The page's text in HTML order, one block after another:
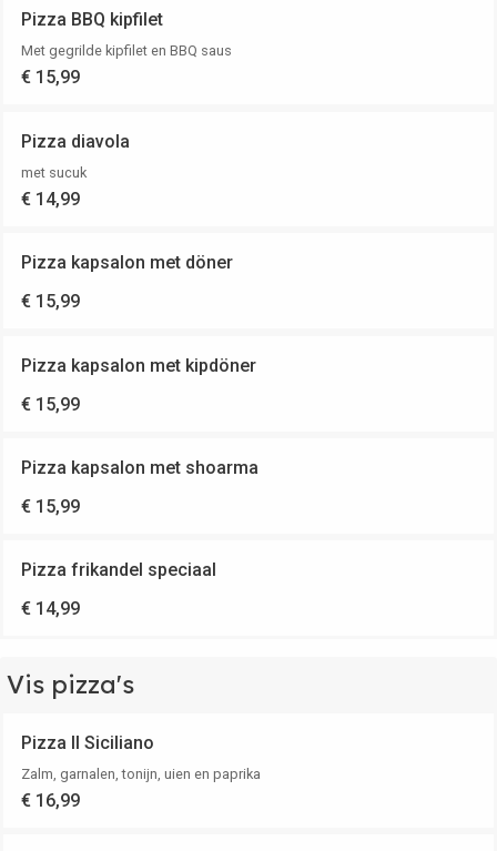
Pizza BBQ kipfilet
Met gegrilde kipfilet en BBQ saus
€ 15,99
Pizza diavola
met sucuk
€ 14,99
Pizza kapsalon met döner
€ 15,99
Pizza kapsalon met kipdöner
€ 15,99
Pizza kapsalon met shoarma
€ 15,99
Pizza frikandel speciaal
€ 14,99
Vis pizza's
Pizza Il Siciliano
Zalm, garnalen, tonijn, uien en paprika
€ 16,99